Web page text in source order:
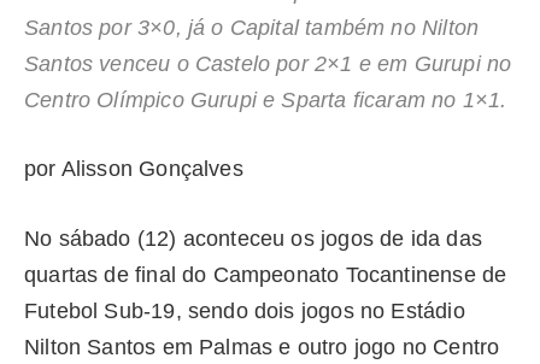
Santos por 3×0, já o Capital também no Nilton
Santos venceu o Castelo por 2×1 e em Gurupi no
Centro Olímpico Gurupi e Sparta ficaram no 1×1.
por Alisson Gonçalves
No sábado (12) aconteceu os jogos de ida das
quartas de final do Campeonato Tocantinense de
Futebol Sub-19, sendo dois jogos no Estádio
Nilton Santos em Palmas e outro jogo no Centro